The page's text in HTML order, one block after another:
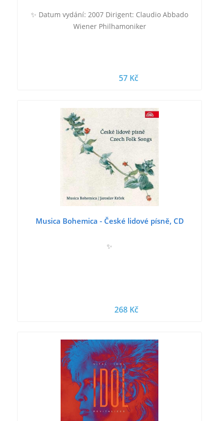
✨ Datum vydání: 2007 Dirigent: Claudio Abbado
Wiener Philhamoniker
57 Kč
Musica Bohemica - České lidové písně, CD
✨
268 Kč